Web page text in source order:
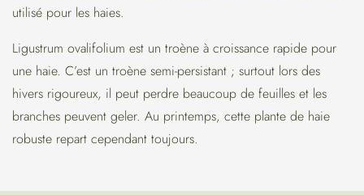
utilisé pour les haies.
Ligustrum ovalifolium est un troène à croissance rapide pour
une haie. C’est un troène semi-persistant ; surtout lors des
hivers rigoureux, il peut perdre beaucoup de feuilles et les
branches peuvent geler. Au printemps, cette plante de haie
robuste repart cependant toujours.